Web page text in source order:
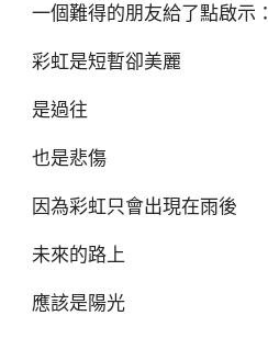
一個難得的朋友給了點啟示：
彩虹是短暫卻美麗
是過往
也是悲傷
因為彩虹只會出現在雨後
未來的路上
應該是陽光